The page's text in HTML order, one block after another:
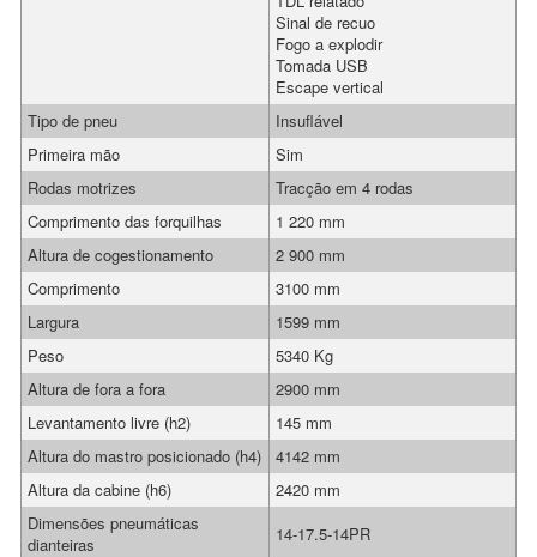
Sinal de recuo
Fogo a explodir
Tomada USB
Escape vertical
Tipo de pneu
Insuflável
Primeira mão
Sim
Rodas motrizes
Tracção em 4 rodas
Comprimento das forquilhas
1 220 mm
Altura de cogestionamento
2 900 mm
Comprimento
3100 mm
Largura
1599 mm
Peso
5340 Kg
Altura de fora a fora
2900 mm
Levantamento livre (h2)
145 mm
Altura do mastro posicionado (h4)
4142 mm
Altura da cabine (h6)
2420 mm
Dimensões pneumáticas
dianteiras
14-17.5-14PR